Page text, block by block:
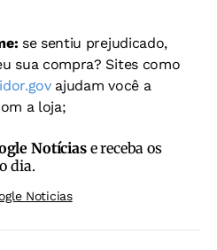
se sentiu prejudicado,
sua compra? Sites como
ajudam você a
a loja;
Notíciase receba os
dia.
Noticias